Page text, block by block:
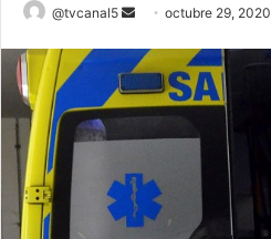
@tvcanal5
Send
email
octubre 29, 2020